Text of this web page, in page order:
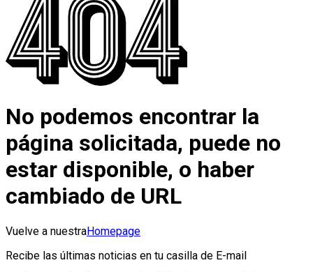
No podemos encontrar la
página solicitada, puede no
estar disponible, o haber
cambiado de URL
Vuelve a nuestraHomepage
Recibe las últimas noticias en tu casilla de E-mail